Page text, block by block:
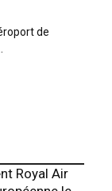
de
Royal Air